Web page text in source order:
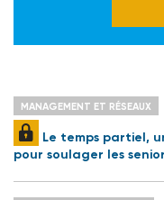
MANAGEMENT ET RÉSEAUX
Le temps partiel,
pour soulager les